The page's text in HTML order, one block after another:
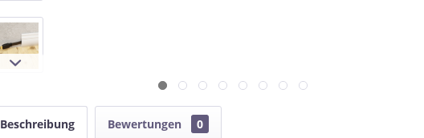
Beschreibung Bewertungen 0